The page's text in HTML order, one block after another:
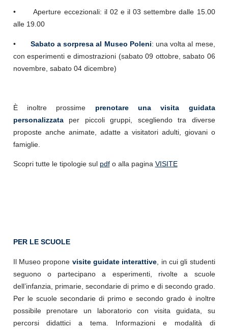
•
Aperture eccezionali: il 02 e il 03 settembre dalle 15.00
alle 19.00
• Sabato a sorpresa al Museo Poleni: una volta al mese,
con esperimenti e dimostrazioni (sabato 09 ottobre, sabato 06
novembre, sabato 04 dicembre)
È inoltre prossime prenotare una visita guidata
personalizzataper piccoli gruppi, scegliendo tra diverse
proposte anche animate, adatte a visitatori adulti, giovani o
famiglie.
Scopri tutte le tipologie sul pdfo alla pagina VISITE
PER LE SCUOLE
Il Museo propone visite guidate interattive , in cui gli studenti
seguono o partecipano a esperimenti, rivolte a scuole
dell’infanzia, primarie, secondarie di primo e di secondo grado.
Per le scuole secondarie di primo e secondo grado è inoltre
possibile prenotare un laboratorio con visita guidata, su
percorsi didattici a tema. Informazioni e modalità di